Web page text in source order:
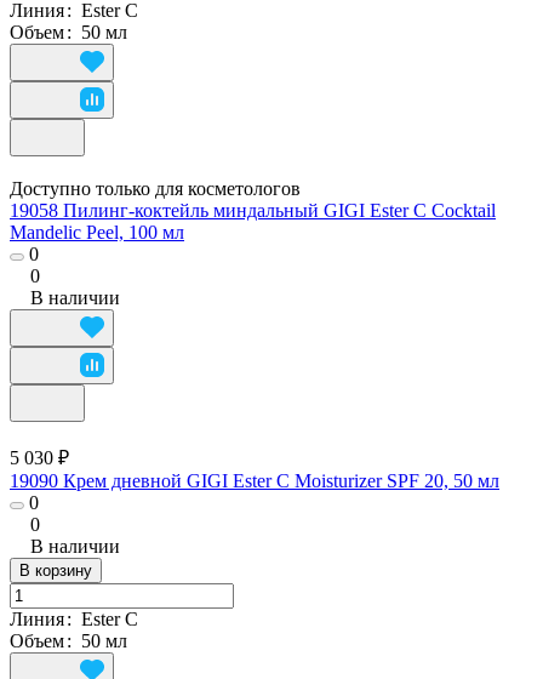
Линия: Ester C
Объем: 50 мл
Доступно только для косметологов
19058 Пилинг-коктейль миндальный GIGI Ester C Cocktail
Mandelic Peel, 100 мл
0
0
В наличии
5 030 ₽
19090 Крем дневной GIGI Ester C Moisturizer SPF 20, 50 мл
0
0
В наличии
В корзину
Линия: Ester C
Объем: 50 мл